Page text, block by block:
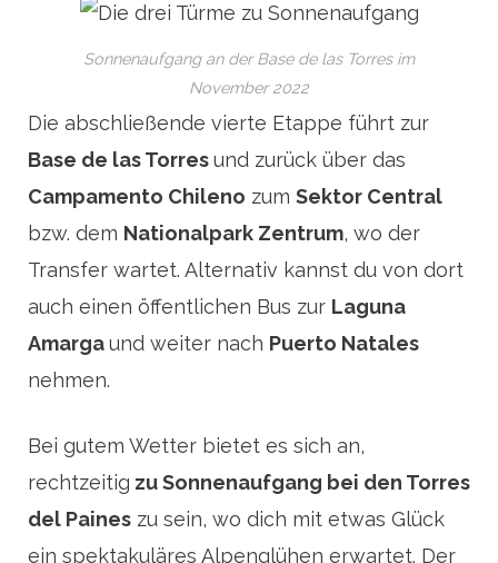
Sonnenaufgang an der Base de las Torres im
November 2022
Die abschließende vierte Etappe führt zur
Base de las Torresund zurück über das
Campamento Chileno zum Sektor Central
bzw. dem Nationalpark Zentrum, wo der
Transfer wartet. Alternativ kannst du von dort
auch einen öffentlichen Bus zur Laguna
Amargaund weiter nach Puerto Natales
nehmen.
Bei gutem Wetter bietet es sich an,
rechtzeitig zu Sonnenaufgang bei den Torres
del Paines zu sein, wo dich mit etwas Glück
ein spektakuläres Alpenglühen erwartet. Der